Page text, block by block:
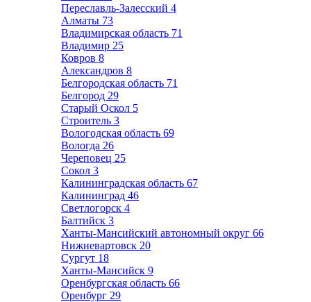
Переславль-Залесский 4
Алматы 73
Владимирская область 71
Владимир 25
Ковров 8
Александров 8
Белгородская область 71
Белгород 29
Старый Оскол 5
Строитель 3
Вологодская область 69
Вологда 26
Череповец 25
Сокол 3
Калининградская область 67
Калининград 46
Светлогорск 4
Балтийск 3
Ханты-Мансийский автономный округ 66
Нижневартовск 20
Сургут 18
Ханты-Мансийск 9
Оренбургская область 66
Оренбург 29